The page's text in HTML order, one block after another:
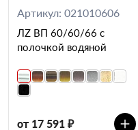
Артикул: 021010606
ЛZ ВП 60/60/66 с
полочкой водяной
от 17 591 ₽